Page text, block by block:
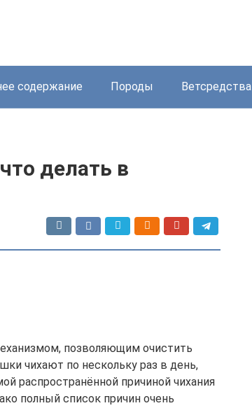
содержание Породы Ветсредства
делать в
позволяющим очистить
чихают по нескольку раз в день,
распространённой причиной чихания
полный список причин очень